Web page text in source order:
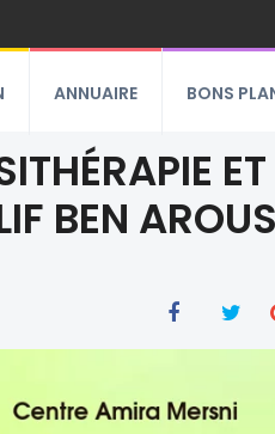
ANNUAIRE BONS
ET
BEN AROUS